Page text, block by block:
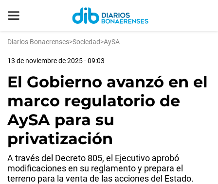
Diarios Bonaerenses>Sociedad>AySA
13 de noviembre de 2025 - 09:03
El Gobierno avanzó en el
marco regulatorio de
AySA para su
privatización
A través del Decreto 805, el Ejecutivo aprobó
modificaciones en su reglamento y prepara el
terreno para la venta de las acciones del Estado.